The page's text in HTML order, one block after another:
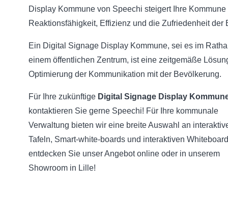
Display Kommune von Speechi steigert Ihre Kommune
Reaktionsfähigkeit, Effizienz und die Zufriedenheit der
Ein Digital Signage Display Kommune, sei es im
einem öffentlichen Zentrum, ist eine zeitgemäße
Optimierung der Kommunikation mit der Bevölkerung.
Für Ihre zukünftige Digital Signage Display
kontaktieren Sie gerne Speechi! Für Ihre kommunale
Verwaltung bieten wir eine breite Auswahl an
Tafeln, Smart-white-boards und interaktiven
entdecken Sie unser Angebot online oder in unserem
Showroom in Lille!